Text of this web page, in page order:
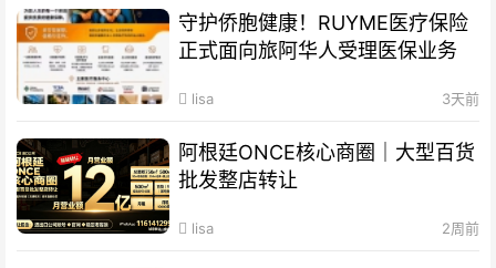
守护侨胞健康！RUYME医疗保险
正式面向旅阿华人受理医保业务
lisa 3天前
阿根廷ONCE核心商圈｜大型百货
批发整店转让
lisa 2周前